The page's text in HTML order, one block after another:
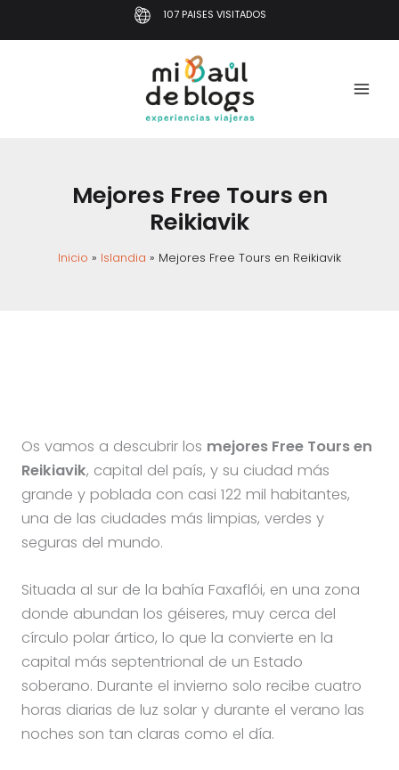
al
107 PAISES VISITADOS
Mejores Free Tours en
Reikiavik
Inicio Islandia Mejores Free Tours en Reikiavik
Os vamos a descubrir los mejores Free Tours en
Reikiavik, capital del país, y su ciudad más
grande y poblada con casi 122 mil habitantes,
una de las ciudades más limpias, verdes y
seguras del mundo.
Situada al sur de la bahía Faxaflói, en una zona
donde abundan los géiseres, muy cerca del
círculo polar ártico, lo que la convierte en la
capital más septentrional de un Estado
soberano. Durante el invierno solo recibe cuatro
horas diarias de luz solar y durante el verano las
noches son tan claras como el día.